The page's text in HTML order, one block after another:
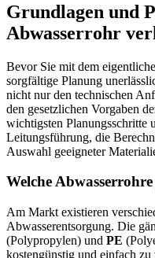
Grundlagen und
Abwasserrohr
Bevor Sie mit dem
sorgfältige Planung
nicht nur den technischen
den gesetzlichen Vorgaben
wichtigsten Planungsschritte
Leitungsführung, die
Auswahl geeigneter
Welche
Am Markt existieren
Abwasserentsorgung. Die
(Polypropylen) und PE
kostengünstig und einfach